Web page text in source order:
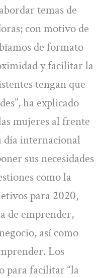
temas de
con motivo de
de formato
y facilitar la
tengan que
ha explicado
mujeres al frente
día internacional
sus necesidades
como la
para 2020,
de emprender,
así como
Los
para facilitar “la